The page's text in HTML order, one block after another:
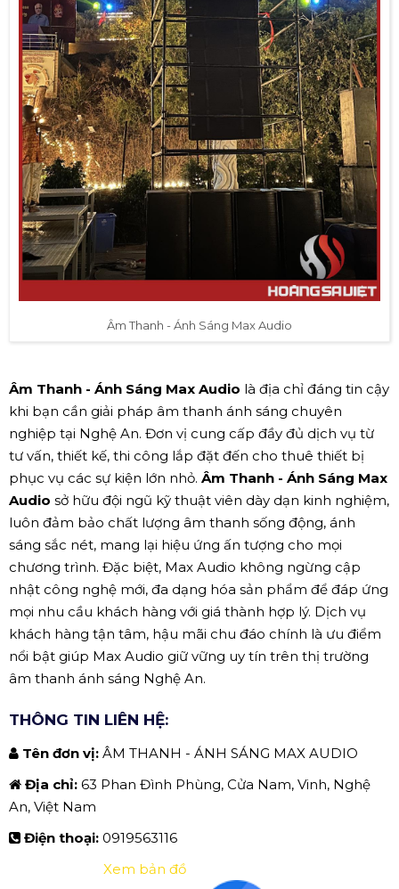
Âm Thanh - Ánh Sáng Max Audio
Âm Thanh - Ánh Sáng Max Audio là địa chỉ đáng tin cậy
khi bạn cần giải pháp âm thanh ánh sáng chuyên
nghiệp tại Nghệ An. Đơn vị cung cấp đầy đủ dịch vụ từ
tư vấn, thiết kế, thi công lắp đặt đến cho thuê thiết bị
phục vụ các sự kiện lớn nhỏ. Âm Thanh - Ánh Sáng Max
Audio sở hữu đội ngũ kỹ thuật viên dày dạn kinh nghiệm,
luôn đảm bảo chất lượng âm thanh sống động, ánh
sáng sắc nét, mang lại hiệu ứng ấn tượng cho mọi
chương trình. Đặc biệt, Max Audio không ngừng cập
nhật công nghệ mới, đa dạng hóa sản phẩm để đáp ứng
mọi nhu cầu khách hàng với giá thành hợp lý. Dịch vụ
khách hàng tận tâm, hậu mãi chu đáo chính là ưu điểm
nổi bật giúp Max Audio giữ vững uy tín trên thị trường
âm thanh ánh sáng Nghệ An.
THÔNG TIN LIÊN HỆ:
Tên đơn vị: ÂM THANH - ÁNH SÁNG MAX AUDIO
Địa chỉ: 63 Phan Đình Phùng, Cửa Nam, Vinh, Nghệ
An, Việt Nam
Điện thoại: 0919563116
Xem bản đồ